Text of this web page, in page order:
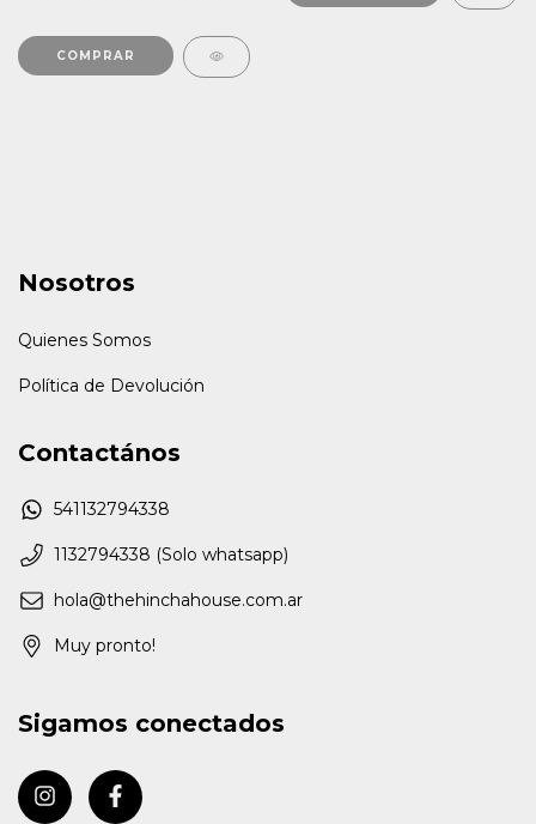
Nosotros
Quienes Somos
Política de Devolución
Contactános
541132794338
1132794338 (Solo whatsapp)
hola@thehinchahouse.com.ar
Muy pronto!
Sigamos conectados